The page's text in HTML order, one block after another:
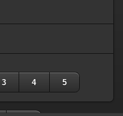
3 4 5